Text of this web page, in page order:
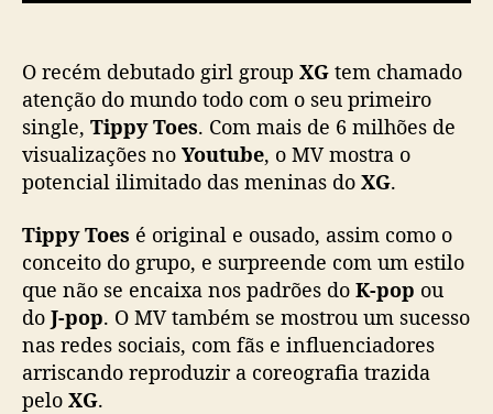
c
o
m
o
r
o
g
r
a
i
a
O recém debutado girl group XG tem chamado
atenção do mundo todo com o seu primeiro
single, Tippy Toes. Com mais de 6 milhões de
visualizações no Youtube, o MV mostra o
potencial ilimitado das meninas do XG.
Tippy Toes é original e ousado, assim como o
conceito do grupo, e surpreende com um estilo
que não se encaixa nos padrões do K-pop ou
do J-pop. O MV também se mostrou um sucesso
nas redes sociais, com fãs e influenciadores
arriscando reproduzir a coreografia trazida
pelo XG.